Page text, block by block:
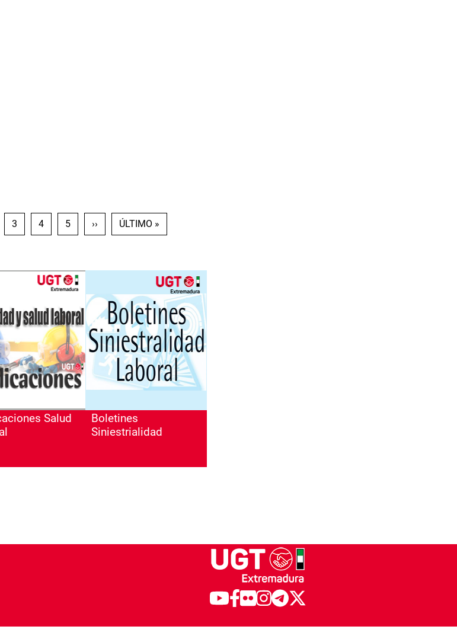
PÁGINA
3 PÁGINA
4 PÁGINA
5 SIGUIENTE PÁGINA
›› ÚLTIMA PÁGINA
ÚLTIMO »
Salud
Boletines
Siniestrialidad